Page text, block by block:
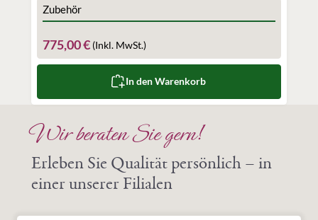
Angaben zur Produktsicherheit
Herstellerinformationen:
Whirlpool & Living GmbH
Herbert-Ludwig-Str. 2
Deutschland
verantwortliche Person:
Whirlpool & Living GmbH
Herbert-Ludwig-Str. 2
28832 Achim
Zubehör
775,00 € (Inkl. MwSt.)
In den Warenkorb
Wir beraten Sie gern!
Erleben Sie Qualität persönlich – in
einer unserer Filialen